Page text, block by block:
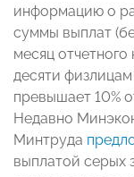
информацию о
суммы выплат
месяц
десяти
превышает 10%
Недавно
Минтруда
выплатой серых